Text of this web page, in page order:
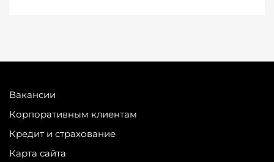
Вакансии
Корпоративным клиентам
Кредит и страхование
Карта сайта